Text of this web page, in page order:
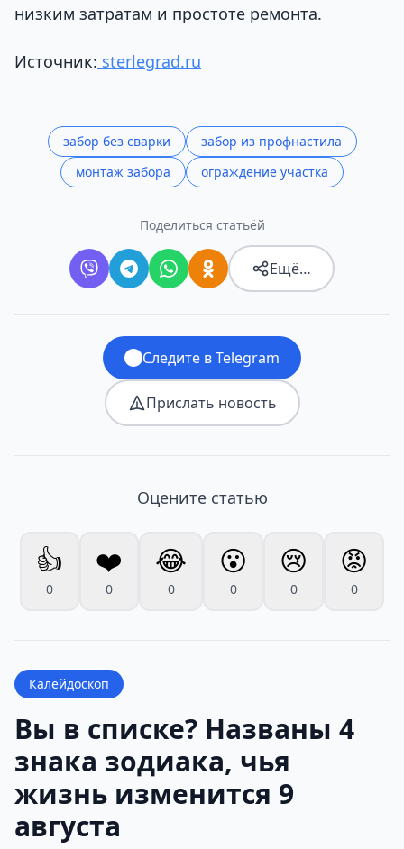
низким затратам и простоте ремонта.
Источник: sterlegrad.ru
забор без сварки
забор из профнастила
монтаж забора
ограждение участка
Поделиться статьёй
Ещё…
Следите в Telegram
Прислать новость
Оцените статью
👍
0
❤️
0
😂
0
😮
0
😢
0
😡
0
Калейдоскоп
Вы в списке? Названы 4
знака зодиака, чья
жизнь изменится 9
августа